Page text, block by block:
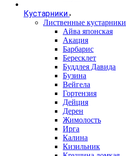
Кустарники
Лиственные кустарники
Айва японская
Акация
Барбарис
Бересклет
Буддлея Давида
Бузина
Вейгела
Гортензия
Дейция
Дерен
Жимолость
Ирга
Калина
Кизильник